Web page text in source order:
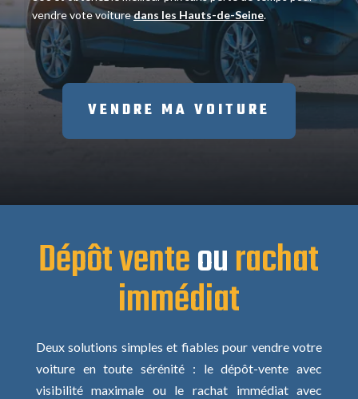
vendre vote voituredans les Hauts-de-Seine.
VENDRE MA VOITURE
Dépôt venteourachat
immédiat
Deux solutions simples et fiables pour vendre votre
voiture en toute sérénité : le dépôt-vente avec
visibilité maximale ou le rachat immédiat avec